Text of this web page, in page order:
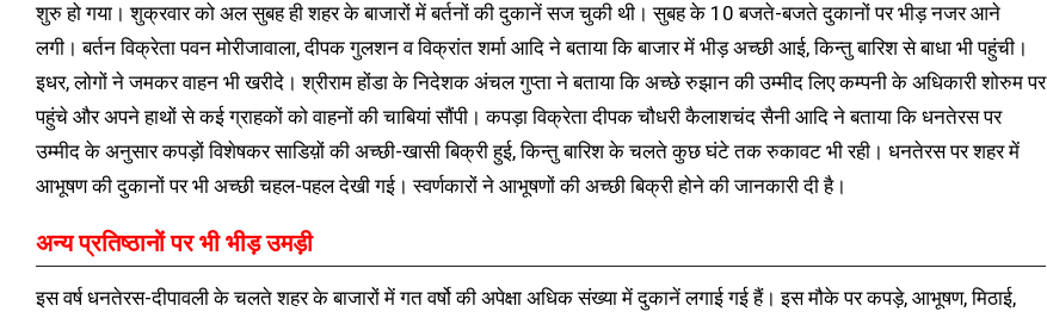
शुरु हो गया। शुक्रवार को अल सुबह ही शहर के बाजारों में बर्तनों की दुकानें सज चुकी थी। सुबह के 10 बजते-बजते दुकानों पर भीड़ नजर आने
लगी। बर्तन विक्रेता पवन मोरीजावाला, दीपक गुलशन व विक्रांत शर्मा आदि ने बताया कि बाजार में भीड़ अच्छी आई, किन्तु बारिश से बाधा भी पहुंची।
इधर, लोगों ने जमकर वाहन भी खरीदे। श्रीराम होंडा के निदेशक अंचल गुप्ता ने बताया कि अच्छे रुझान की उम्मीद लिए कम्पनी के अधिकारी शोरुम पर
पहुंचे और अपने हाथों से कई ग्राहकों को वाहनों की चाबियां सौंपी। कपड़ा विक्रेता दीपक चौधरी कैलाशचंद सैनी आदि ने बताया कि धनतेरस पर
उम्मीद के अनुसार कपड़ों विशेषकर साडिय़ों की अच्छी-खासी बिक्री हुई, किन्तु बारिश के चलते कुछ घंटे तक रुकावट भी रही। धनतेरस पर शहर में
आभूषण की दुकानों पर भी अच्छी चहल-पहल देखी गई। स्वर्णकारों ने आभूषणों की अच्छी बिक्री होने की जानकारी दी है।
अन्य प्रतिष्ठानों पर भी भीड़ उमड़ी
इस वर्ष धनतेरस-दीपावली के चलते शहर के बाजारों में गत वर्षो की अपेक्षा अधिक संख्या में दुकानें लगाई गई हैं। इस मौके पर कपड़े, आभूषण, मिठाई,